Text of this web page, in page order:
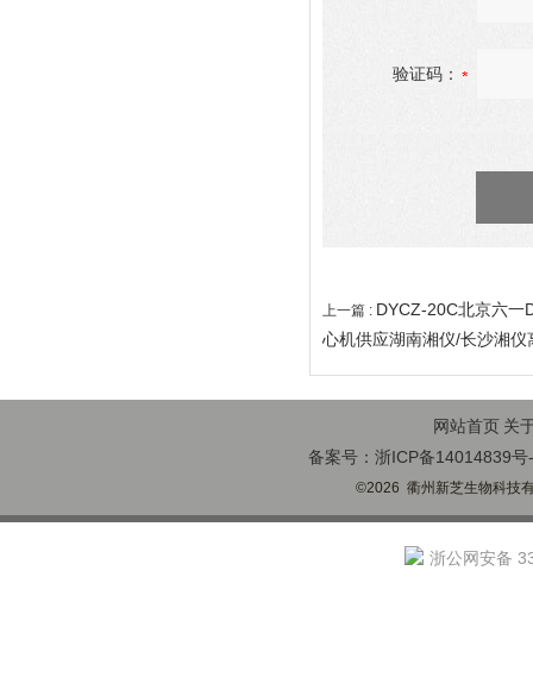
验证码：
上一篇 : DYCZ-20C北京六一
心机供应湖南湘仪/长沙湘
网站首页 关
备案号：浙ICP备14014839号
©2026 衢州新芝生物科技
浙公网安备